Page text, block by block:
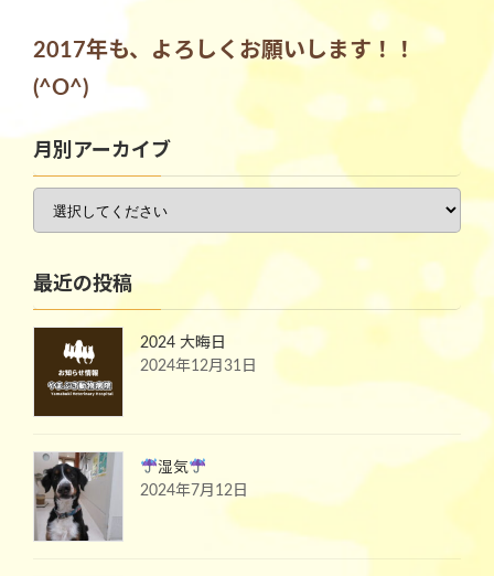
2017年も、よろしくお願いします！！
(^O^)
月別アーカイブ
最近の投稿
2024 大晦日
2024年12月31日
湿気
2024年7月12日